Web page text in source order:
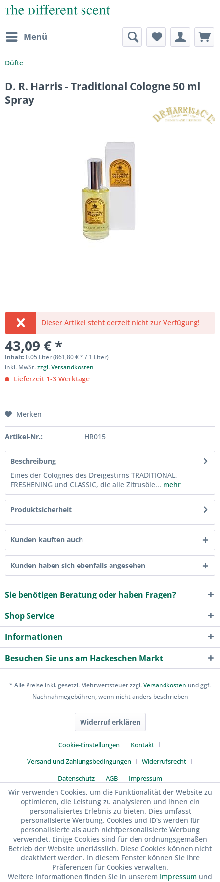
Menü
Düfte
D. R. Harris - Traditional Cologne 50 ml
Spray
Dieser Artikel steht derzeit nicht zur Verfügung!
43,09 € *
Inhalt:0.05 Liter (861,80 € * / 1 Liter)
inkl. MwSt.zzgl. Versandkosten
Lieferzeit 1-3 Werktage
Merken
Artikel-Nr.: HR015
Beschreibung
Eines der Colognes des Dreigestirns TRADITIONAL,
FRESHENING und CLASSIC, die alle Zitrusöle... mehr
Produktsicherheit
Kunden kauften auch
Kunden haben sich ebenfalls angesehen
Sie benötigen Beratung oder haben Fragen?
Shop Service
Informationen
Besuchen Sie uns am Hackeschen Markt
* Alle Preise inkl. gesetzl. Mehrwertsteuer zzgl.Versandkosten und ggf.
Nachnahmegebühren, wenn nicht anders beschrieben
Widerruf erklären
Cookie-Einstellungen
Kontakt
Versand und Zahlungsbedingungen
Widerrufsrecht
Datenschutz
AGB Impressum
Wir verwenden Cookies, um die Funktionalität der Website zu
optimieren, die Leistung zu analysieren und ihnen ein
personalisiertes Erlebnis zu bieten. Dies umfasst
personalisierte Werbung. Cookies und ID’s werden für
personalisierte als auch nichtpersonalisierte Werbung
verwendet. Einige Cookies sind für den ordnungsgemäßen
Betrieb der Website unerlässlich. Diese Cookies können nicht
deaktiviert werden. In diesem Fenster können Sie Ihre
Präferenzen für Cookies verwalten.
Weitere Informationen finden Sie in unserem Impressum und